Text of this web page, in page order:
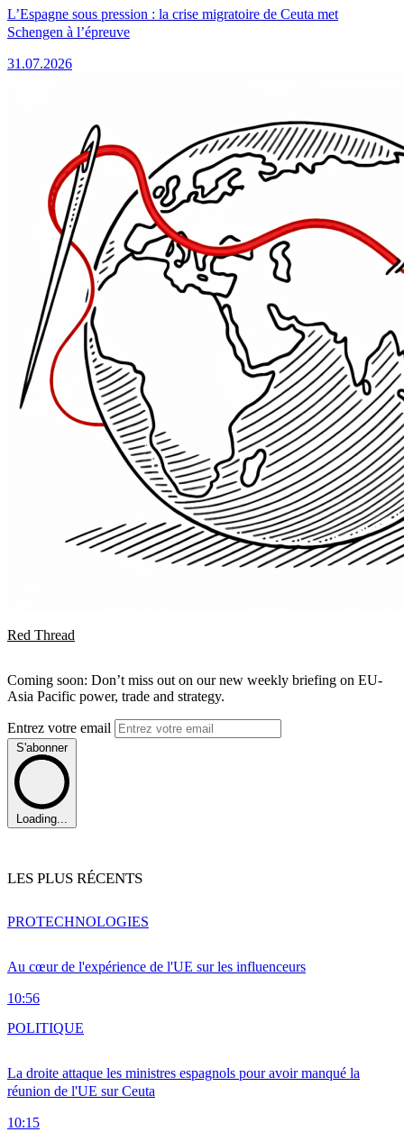
L’Espagne sous pression : la crise migratoire de Ceuta met
Schengen à l’épreuve
31.07.2026
Red Thread
Coming soon: Don’t miss out on our new weekly briefing on EU-
Asia Pacific power, trade and strategy.
Entrez votre email
S'abonner
Loading...
LES PLUS RÉCENTS
Au cœur de l'expérience de l'UE sur les influenceurs
10:56
PROTECHNOLOGIES
La droite attaque les ministres espagnols pour avoir manqué la
réunion de l'UE sur Ceuta
10:15
POLITIQUE